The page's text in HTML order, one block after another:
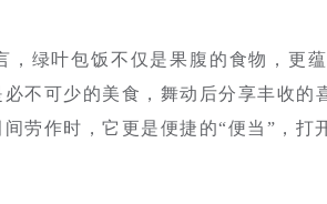
，绿叶包饭不仅是果腹的食物，更
不可少的美食，舞动后分享丰收
劳作时，它更是便捷的“便当”，